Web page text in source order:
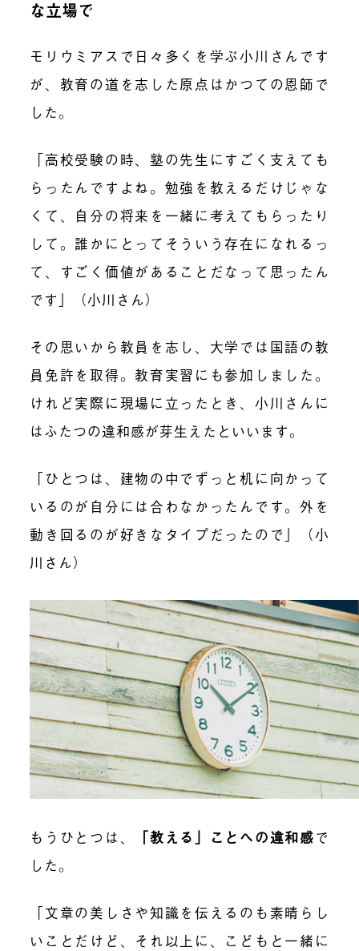
な立場で
モリウミアスで日々多くを学ぶ小川さんです
が、教育の道を志した原点はかつての恩師で
した。
「高校受験の時、塾の先生にすごく支えても
らったんですよね。勉強を教えるだけじゃな
くて、自分の将来を一緒に考えてもらったり
して。誰かにとってそういう存在になれるっ
て、すごく価値があることだなって思ったん
です」（小川さん）
その思いから教員を志し、大学では国語の教
員免許を取得。教育実習にも参加しました。
けれど実際に現場に立ったとき、小川さんに
はふたつの違和感が芽生えたといいます。
「ひとつは、建物の中でずっと机に向かって
いるのが自分には合わなかったんです。外を
動き回るのが好きなタイプだったので」（小
川さん）
もうひとつは、 「教える」ことへの違和感で
した。
「文章の美しさや知識を伝えるのも素晴らし
いことだけど、それ以上に、こどもと一緒に